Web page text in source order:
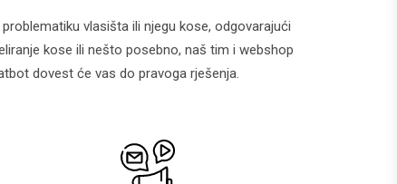
vlasišta ili njegu kose, odgovarajući
kose ili nešto posebno, naš tim i webshop
dovest će vas do pravoga rješenja.